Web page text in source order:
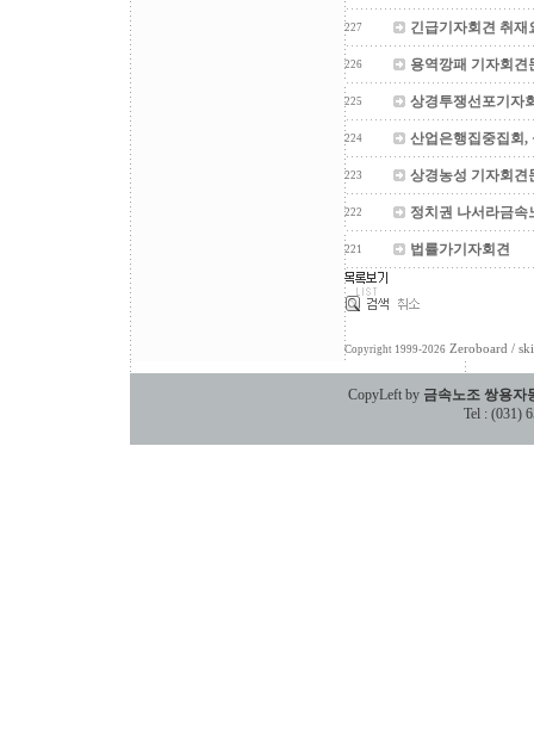
227 긴급기자회견 취재
226 용역깡패 기자회견
225 상경투쟁선포기자
224 산업은행집중집회,
223 상경농성 기자회견
222 정치권 나서라금
221 법률가기자회견
Copyright 1999-2026 Zeroboard /
CopyLeft by 금속노조 쌍용자
Tel : (031)